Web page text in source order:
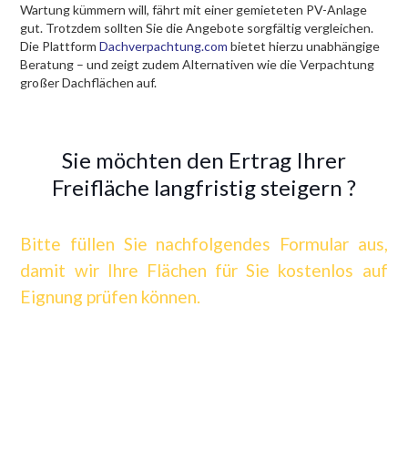
Wartung kümmern will, fährt mit einer gemieteten PV-Anlage
gut. Trotzdem sollten Sie die Angebote sorgfältig vergleichen.
Die PlattformDachverpachtung.com bietet hierzu unabhängige
Beratung – und zeigt zudem Alternativen wie die Verpachtung
großer Dachflächen auf.
Sie möchten den Ertrag Ihrer
Freifläche langfristig steigern ?
Bitte füllen Sie nachfolgendes Formular aus,
damit wir Ihre Flächen für Sie kostenlos auf
Eignung prüfen können.